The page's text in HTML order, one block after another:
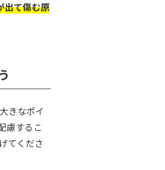
出て傷む原
きなポイ
慮するこ
てくださ